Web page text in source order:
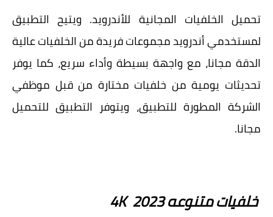
تحميل الخلفيات المجانية للأندرويد. ويتيح التطبيق
لمستخدمي أندرويد مجموعات فريدة من الخلفيات عالية
الدقة مجانا، مع واجهة بسيطة وأداء سريع، كما يوفر
تحديثات يومية من خلفيات مختارة من قبل موظفي
الشركة المطورة للتطبيق، ويتوفر التطبيق للتحميل
مجانا.
خلفيات متنوعه 2023 4K